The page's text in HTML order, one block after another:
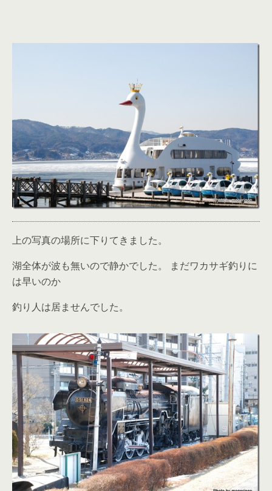
上の写真の場所に下りてきました。
湖全体が波も無いので静かでした。 まだワカサギ釣りに
は早いのか
釣り人は居ませんでした。